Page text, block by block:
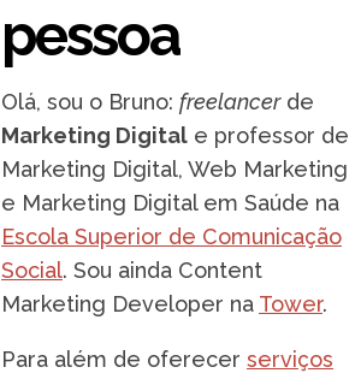
pessoa
Olá, sou o Bruno: freelancerde
Marketing Digital e professor de
Marketing Digital, Web Marketing
e Marketing Digital em Saúde na
Escola Superior de Comunicação
Social. Sou ainda Content
Marketing Developer na Tower.
Para além de oferecer serviços